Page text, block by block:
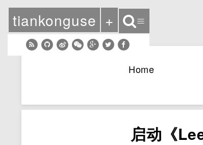
Home
启动《
tiankonguse + ≡